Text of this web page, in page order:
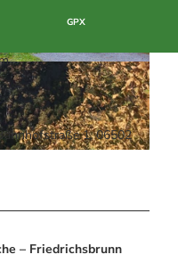
Hesse, Bodetal Tourismus GmbH
GPX
1, 06502
– Friedrichsbrunn